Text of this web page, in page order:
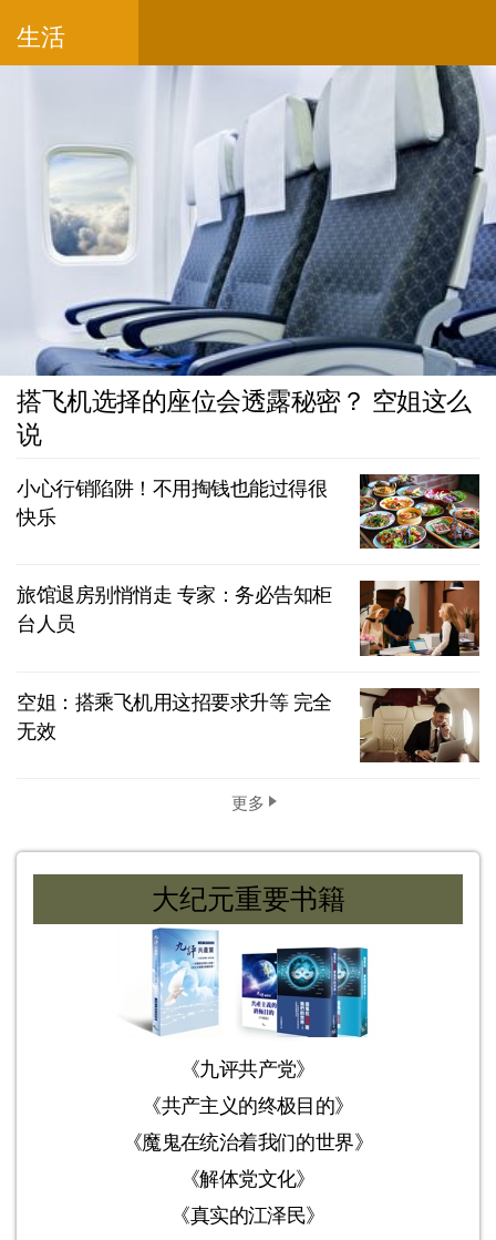
生活
搭飞机选择的座位会透露秘密？ 空姐这么
说
小心行销陷阱！不用掏钱也能过得很
快乐
旅馆退房别悄悄走 专家：务必告知柜
台人员
空姐：搭乘飞机用这招要求升等 完全
无效
更多
大纪元重要书籍
《九评共产党》
《共产主义的终极目的》
《魔鬼在统治着我们的世界》
《解体党文化》
《真实的江泽民》